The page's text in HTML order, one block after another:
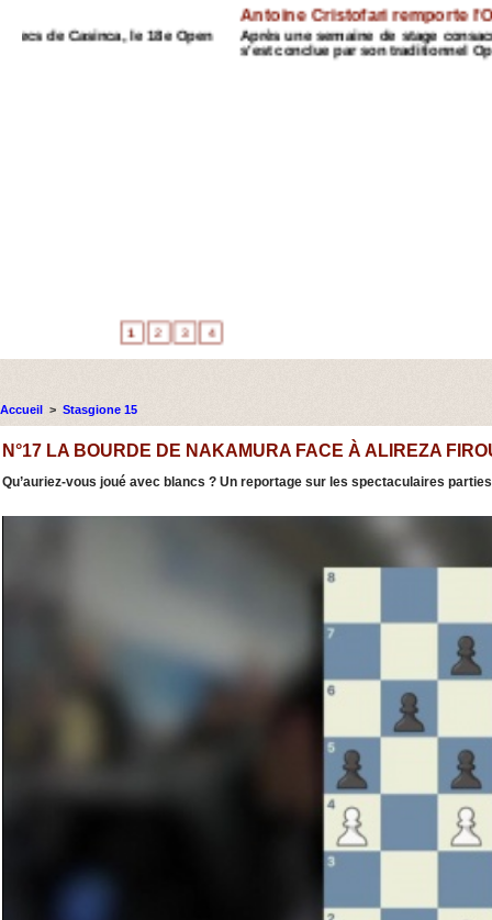
Antoine Cristofari remporte l'Open de Ciamannacce
Après une semaine de stage consacrée à l'initiation et au
s'est conclue par son traditionnel Open de blitz. Réunissant 42
Accueil > Stasgione 15
N°17 LA BOURDE DE NAKAMURA FACE À ALIREZA
Qu’auriez-vous joué avec blancs ? Un reportage sur les spectaculaires